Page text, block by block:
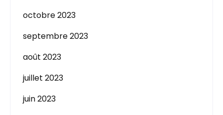
octobre 2023
septembre 2023
août 2023
juillet 2023
juin 2023